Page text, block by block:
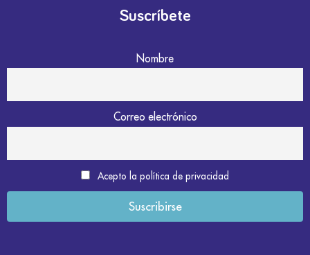
Suscríbete
Nombre
Correo electrónico
Acepto la política de privacidad